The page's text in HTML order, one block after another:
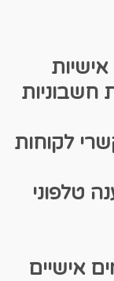
אישיות
חשבוניות
לקוחות
טלפוני
אישיים